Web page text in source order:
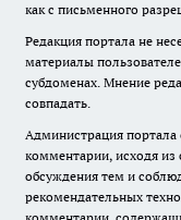
как с письменного
Редакция портала не
материалы
субдоменах. Мнение
совпадать.
Администрация портала
комментарии, исходя из
обсуждения тем и
рекомендательных